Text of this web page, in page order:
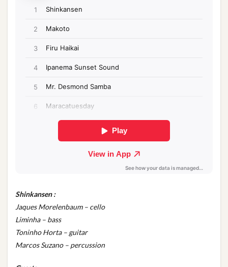
Shinkansen :
Jaques Morelenbaum – cello
Liminha – bass
Toninho Horta – guitar
Marcos Suzano – percussion